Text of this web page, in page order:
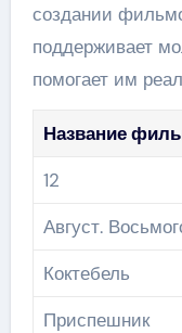
создании
поддерживает
помогает им
Название
12
Август.
Коктебель
Приспешник